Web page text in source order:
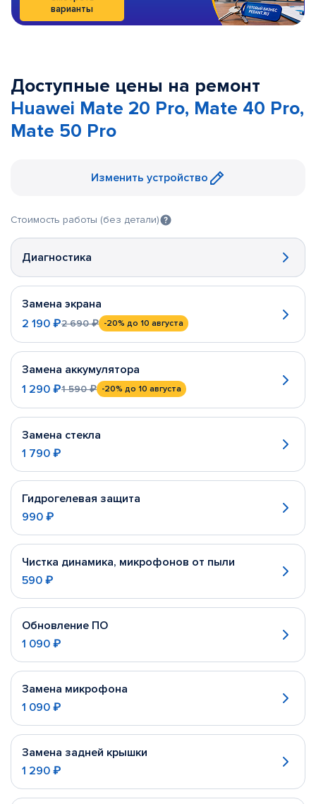
варианты
Доступные цены на ремонт
Huawei Mate 20 Pro, Mate 40 Pro,
Mate 50 Pro
Изменить устройство
Стоимость работы (без детали)
Диагностика
Замена экрана
2 190 ₽2 690 ₽ -20% до 10 августа
Замена аккумулятора
1 290 ₽1 590 ₽ -20% до 10 августа
Замена стекла
1 790 ₽
Гидрогелевая защита
990 ₽
Чистка динамика, микрофонов от пыли
590 ₽
Обновление ПО
1 090 ₽
Замена микрофона
1 090 ₽
Замена задней крышки
1 290 ₽